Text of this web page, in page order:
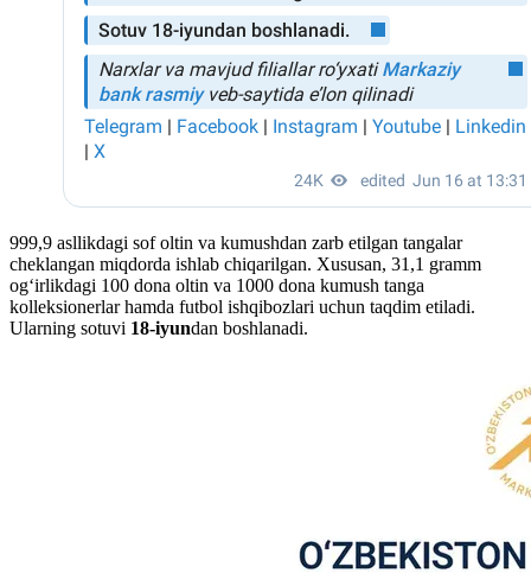
999,9 asllikdagi sof oltin va kumushdan zarb etilgan tangalar
cheklangan miqdorda ishlab chiqarilgan. Xususan, 31,1 gramm
og‘irlikdagi 100 dona oltin va 1000 dona kumush tanga
kolleksionerlar hamda futbol ishqibozlari uchun taqdim etiladi.
Ularning sotuvi 18-iyundan boshlanadi.